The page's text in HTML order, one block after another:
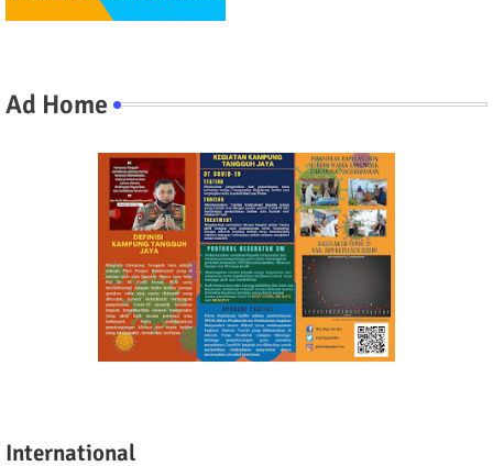
Ad Home
International